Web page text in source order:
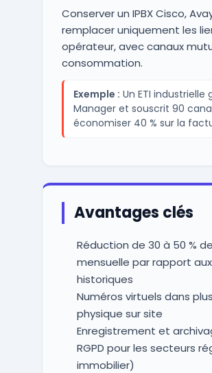
Conserver un IPBX Cisco,
remplacer uniquement les
opérateur, avec canaux
consommation.
Exemple : Un ETI industrielle
Manager et souscrit 90
économiser 40 % sur la
Avantages clés
Réduction de 30 à 50 %
mensuelle par rapport
historiques
Numéros virtuels dans
physique sur site
Enregistrement et
RGPD pour les secteurs
immobilier)